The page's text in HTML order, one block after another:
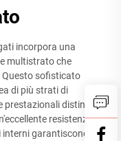
incorpora una
multistrato che
Questo sofisticato
di più strati di
prestazionali distinte in
resistenza ai
interni garantiscono una